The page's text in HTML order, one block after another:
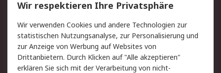
Value Added Services
Lieferlösungen
Rücksendungen
Kontakt
Hilfe
Privatkunden
Rechtliches
Wir respektieren Ihre Privatsphäre
Wir verwenden Cookies und andere Technologien zur
statistischen Nutzungsanalyse, zur Personalisierung und
zur Anzeige von Werbung auf Websites von
Drittanbietern. Durch Klicken auf "Alle akzeptieren"
erklären Sie sich mit der Verarbeitung von nicht-